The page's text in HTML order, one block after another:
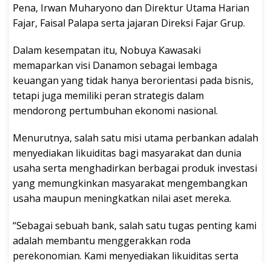
Pena, Irwan Muharyono dan Direktur Utama Harian
Fajar, Faisal Palapa serta jajaran Direksi Fajar Grup.
Dalam kesempatan itu, Nobuya Kawasaki
memaparkan visi Danamon sebagai lembaga
keuangan yang tidak hanya berorientasi pada bisnis,
tetapi juga memiliki peran strategis dalam
mendorong pertumbuhan ekonomi nasional.
Menurutnya, salah satu misi utama perbankan adalah
menyediakan likuiditas bagi masyarakat dan dunia
usaha serta menghadirkan berbagai produk investasi
yang memungkinkan masyarakat mengembangkan
usaha maupun meningkatkan nilai aset mereka.
“Sebagai sebuah bank, salah satu tugas penting kami
adalah membantu menggerakkan roda
perekonomian. Kami menyediakan likuiditas serta